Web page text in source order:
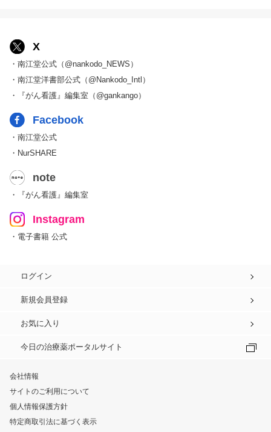
X
・南江堂公式（@nankodo_NEWS）
・南江堂洋書部公式（@Nankodo_Intl）
・『がん看護』編集室（@gankango）
Facebook
・南江堂公式
・NurSHARE
note
・『がん看護』編集室
Instagram
・電子書籍 公式
ログイン
新規会員登録
お気に入り
今日の治療薬ポータルサイト
会社情報
サイトのご利用について
個人情報保護方針
特定商取引法に基づく表示